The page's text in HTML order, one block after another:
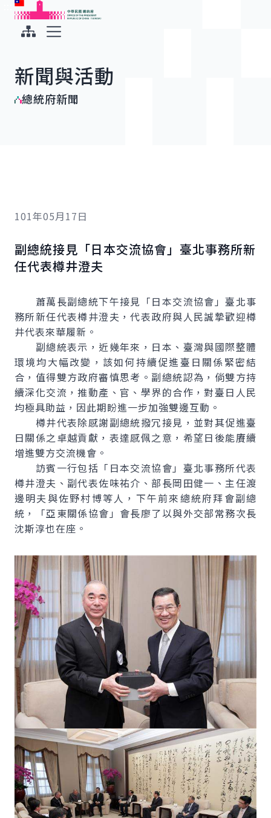
跳到主要內容
中華民國總統府
新聞與活動
總統府新聞
101年05月17日
副總統接見「日本交流協會」臺北事務所新
任代表樽井澄夫
蕭萬長副總統下午接見「日本交流協會」臺北事
務所新任代表樽井澄夫，代表政府與人民誠摯歡迎樽
井代表來華履新。
副總統表示，近幾年來，日本、臺灣與國際整體
環境均大幅改變，該如何持續促進臺日關係緊密結
合，值得雙方政府審慎思考。副總統認為，倘雙方持
續深化交流，推動產、官、學界的合作，對臺日人民
均極具助益，因此期盼進一步加強雙邊互動。
樽井代表除感謝副總統撥冗接見，並對其促進臺
日關係之卓越貢獻，表達感佩之意，希望日後能賡續
增進雙方交流機會。
訪賓一行包括「日本交流協會」臺北事務所代表
樽井澄夫、副代表佐味祐介、部長岡田健一、主任渡
邊明夫與佐野村博等人，下午前來總統府拜會副總
統，「亞東關係協會」會長廖了以與外交部常務次長
沈斯淳也在座。